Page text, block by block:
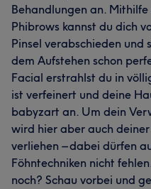
Behandlungen an.
Phibrows kannst du dich
Pinsel verabschieden und
dem Aufstehen schon
Facial erstrahlst du in
ist verfeinert und deine
babyzart an. Um dein
wird hier aber auch
verliehen – dabei dürfen
Föhntechniken nicht
noch? Schau vorbei und